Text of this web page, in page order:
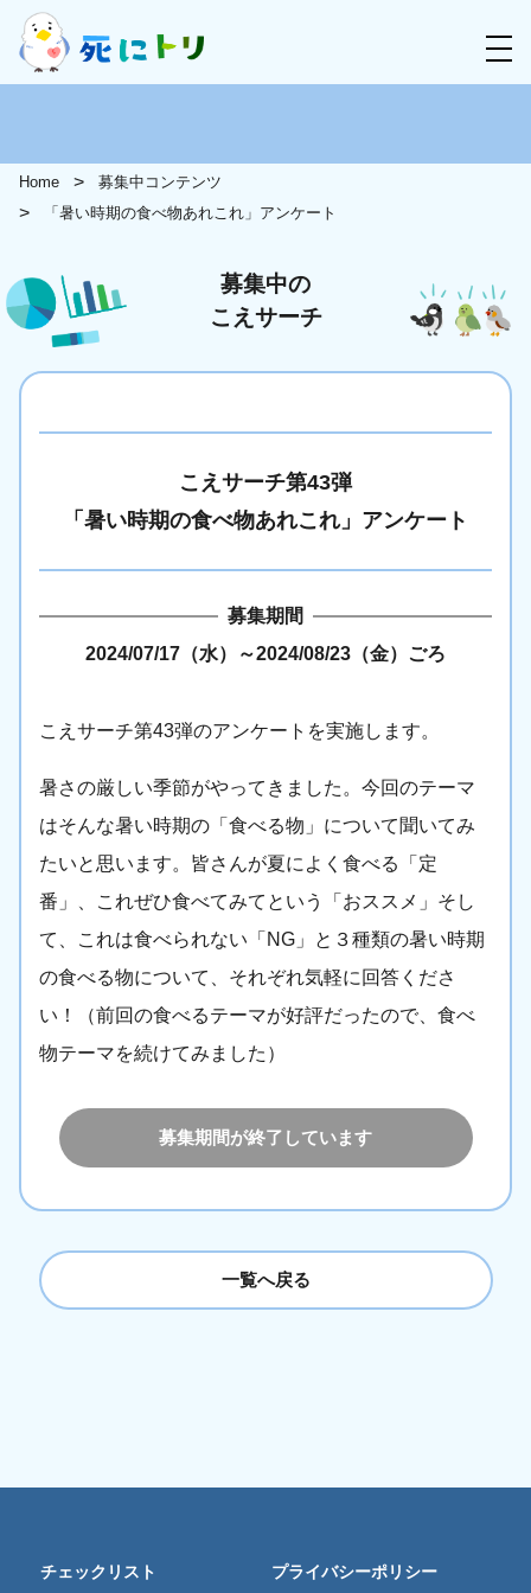
Home
募集中コンテンツ
「暑い時期の食べ物あれこれ」アンケート
募集中の
こえサーチ
こえサーチ第43弾
「暑い時期の食べ物あれこれ」アンケート
募集期間
2024/07/17（水）
～2024/08/23（金）ごろ
こえサーチ第43弾のアンケートを実施します。
暑さの厳しい季節がやってきました。今回のテーマ
はそんな暑い時期の「食べる物」について聞いてみ
たいと思います。皆さんが夏によく食べる「定
番」、これぜひ食べてみてという「おススメ」そし
て、これは食べられない「NG」と３種類の暑い時期
の食べる物について、それぞれ気軽に回答くださ
い！（前回の食べるテーマが好評だったので、食べ
物テーマを続けてみました）
募集期間が終了しています
一覧へ戻る
チェックリスト プライバシーポリシー